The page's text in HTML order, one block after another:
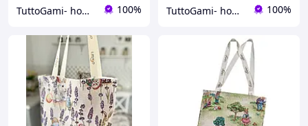
TuttoGami- home textiles 100% TuttoGami- home textiles 100%